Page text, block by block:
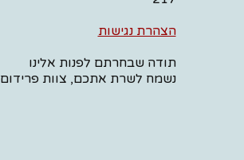
הצהרת נגישות
תודה שבחרתם לפנות אלינו
נשמח לשרת אתכם, צוות פרידום